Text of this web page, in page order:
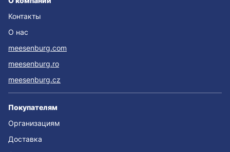
Контакты
О нас
meesenburg.com
meesenburg.ro
meesenburg.cz
Покупателям
Организациям
Доставка